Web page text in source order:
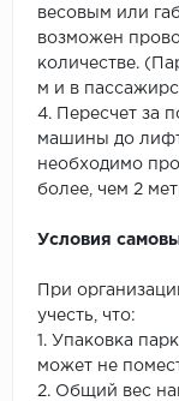
весовым или
возможен
количестве.
м и в
4. Пересчет за
машины до
необходимо
более, чем 2
Условия
При
учесть, что:
1. Упаковка
может не
2. Общий вес